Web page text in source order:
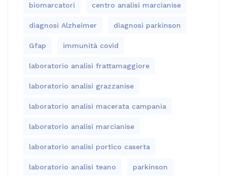
biomarcatori centro analisi marcianise
diagnosi Alzheimer diagnosi parkinson
Gfap immunità covid
laboratorio analisi frattamaggiore
laboratorio analisi grazzanise
laboratorio analisi macerata campania
laboratorio analisi marcianise
laboratorio analisi portico caserta
laboratorio analisi teano parkinson